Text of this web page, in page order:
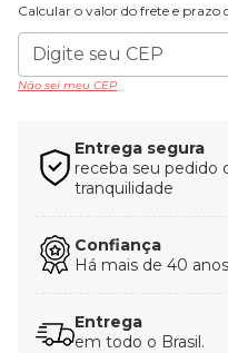
Calcular o valor do frete e prazo
Não sei meu CEP
Entrega segura
receba seu pedido
tranquilidade
Confiança
Há mais de 40
Entrega
em todo o Brasil.